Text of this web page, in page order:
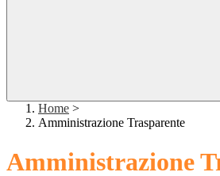
Home >
Amministrazione Trasparente
Amministrazione